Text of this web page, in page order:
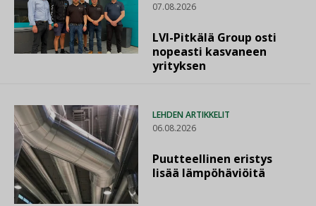
07.08.2026
LVI-Pitkälä Group osti
nopeasti kasvaneen
yrityksen
LEHDEN ARTIKKELIT
06.08.2026
Puutteellinen eristys
lisää lämpöhäviöitä